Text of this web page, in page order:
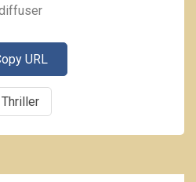
URL
Thriller